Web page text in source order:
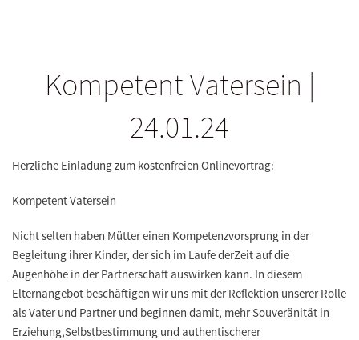
Kompetent Vatersein |
24.01.24
Herzliche Einladung zum kostenfreien Onlinevortrag:
Kompetent Vatersein
Nicht selten haben Mütter einen Kompetenzvorsprung in der
Begleitung ihrer Kinder, der sich im Laufe derZeit auf die
Augenhöhe in der Partnerschaft auswirken kann. In diesem
Elternangebot beschäftigen wir uns mit der Reflektion unserer Rolle
als Vater und Partner und beginnen damit, mehr Souveränität in
Erziehung,Selbstbestimmung und authentischerer